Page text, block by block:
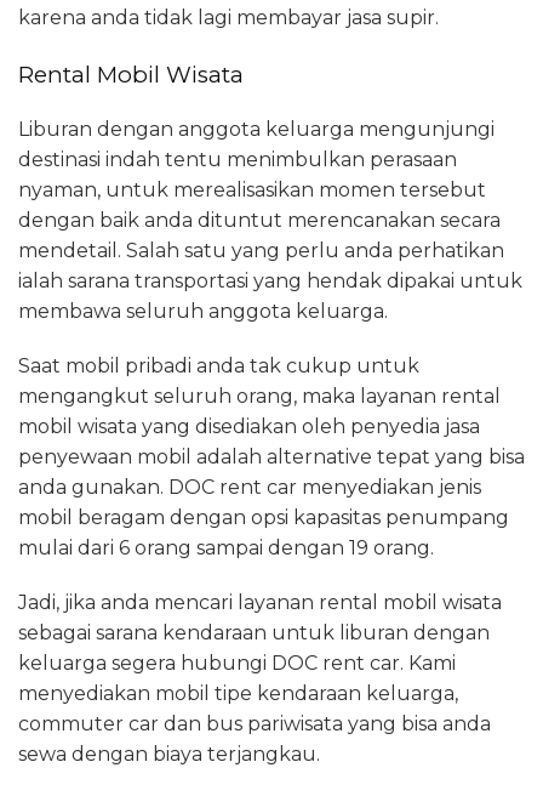
karena anda tidak lagi membayar jasa supir.
Rental Mobil Wisata
Liburan dengan anggota keluarga mengunjungi
destinasi indah tentu menimbulkan perasaan
nyaman, untuk merealisasikan momen tersebut
dengan baik anda dituntut merencanakan secara
mendetail. Salah satu yang perlu anda perhatikan
ialah sarana transportasi yang hendak dipakai untuk
membawa seluruh anggota keluarga.
Saat mobil pribadi anda tak cukup untuk
mengangkut seluruh orang, maka layanan rental
mobil wisata yang disediakan oleh penyedia jasa
penyewaan mobil adalah alternative tepat yang bisa
anda gunakan. DOC rent car menyediakan jenis
mobil beragam dengan opsi kapasitas penumpang
mulai dari 6 orang sampai dengan 19 orang.
Jadi, jika anda mencari layanan rental mobil wisata
sebagai sarana kendaraan untuk liburan dengan
keluarga segera hubungi DOC rent car. Kami
menyediakan mobil tipe kendaraan keluarga,
commuter car dan bus pariwisata yang bisa anda
sewa dengan biaya terjangkau.